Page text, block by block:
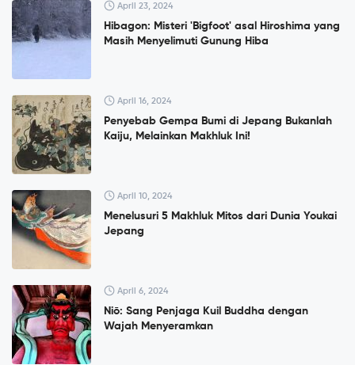
April 23, 2024
Hibagon: Misteri 'Bigfoot' asal Hiroshima yang
Masih Menyelimuti Gunung Hiba
April 16, 2024
Penyebab Gempa Bumi di Jepang Bukanlah
Kaiju, Melainkan Makhluk Ini!
April 10, 2024
Menelusuri 5 Makhluk Mitos dari Dunia Youkai
Jepang
April 6, 2024
Niō: Sang Penjaga Kuil Buddha dengan
Wajah Menyeramkan